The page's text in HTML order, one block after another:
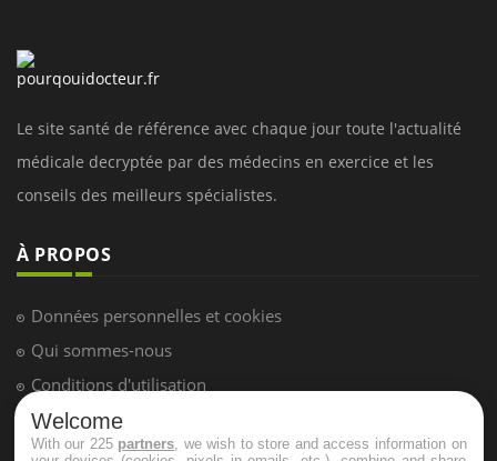
Le site santé de référence avec chaque jour toute l'actualité
médicale decryptée par des médecins en exercice et les
conseils des meilleurs spécialistes.
À PROPOS
Données personnelles et cookies
Qui sommes-nous
Conditions d'utilisation
Plan du site
Mentions Légales
Welcome
With our 225 partners , we wish to store and access information on